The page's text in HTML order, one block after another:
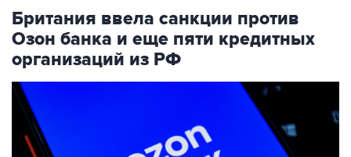
Британия ввела санкции против
Озон банка и еще пяти кредитных
организаций из РФ